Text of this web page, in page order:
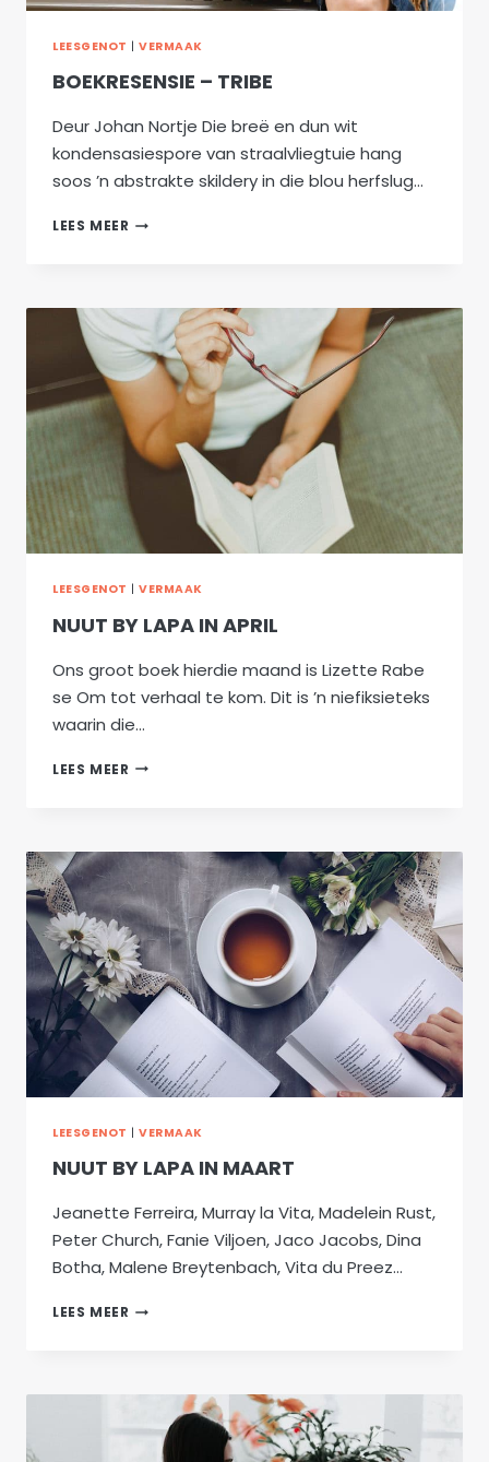
LEESGENOT |VERMAAK
BOEKRESENSIE – TRIBE
Deur Johan Nortje Die breë en dun wit
kondensasiespore van straalvliegtuie hang
soos ’n abstrakte skildery in die blou herfslug…
LEES MEER BOEKRESENSIE
LEESGENOT |VERMAAK
NUUT BY LAPA IN APRIL
Ons groot boek hierdie maand is Lizette Rabe
se Om tot verhaal te kom. Dit is ’n niefiksieteks
waarin die…
LEES MEER NUUT
APRIL
LEESGENOT |VERMAAK
NUUT BY LAPA IN MAART
Jeanette Ferreira, Murray la Vita, Madelein Rust,
Peter Church, Fanie Viljoen, Jaco Jacobs, Dina
Botha, Malene Breytenbach, Vita du Preez…
LEES MEER NUUT
MAART